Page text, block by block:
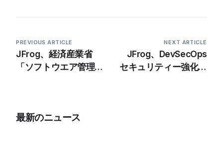
PREVIOUS ARTICLE
JFrog、経済産業省
「ソフトウエア管理に
ウェビナーを開催
NEXT ARTICLE
JFrog、DevSecOps
セキュリティー強化の
最新のニュース